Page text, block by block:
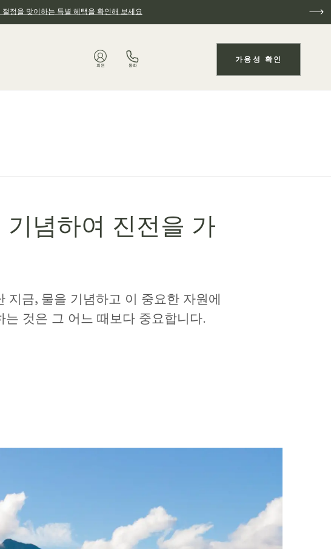
절정을 맞이하는 특별 혜택을 확인해 보세요
회원 통화
가용성 확인
념하여 진전을 가
금, 물을 기념하고 이 중요한 자원에
것은 그 어느 때보다 중요합니다.